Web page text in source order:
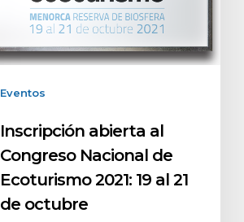
Eventos
Inscripción abierta al
Congreso Nacional de
Ecoturismo 2021: 19 al 21
de octubre